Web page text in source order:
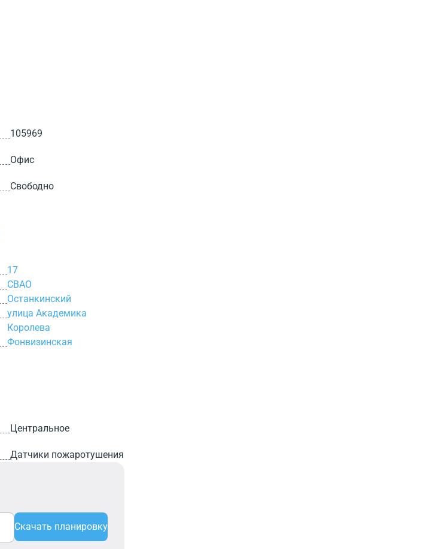
105969
Офис
Свободно
17
СВАО
Останкинский
улица Академика
Королева
Фонвизинская
Центральное
Датчики пожаротушения
Скачать планировку